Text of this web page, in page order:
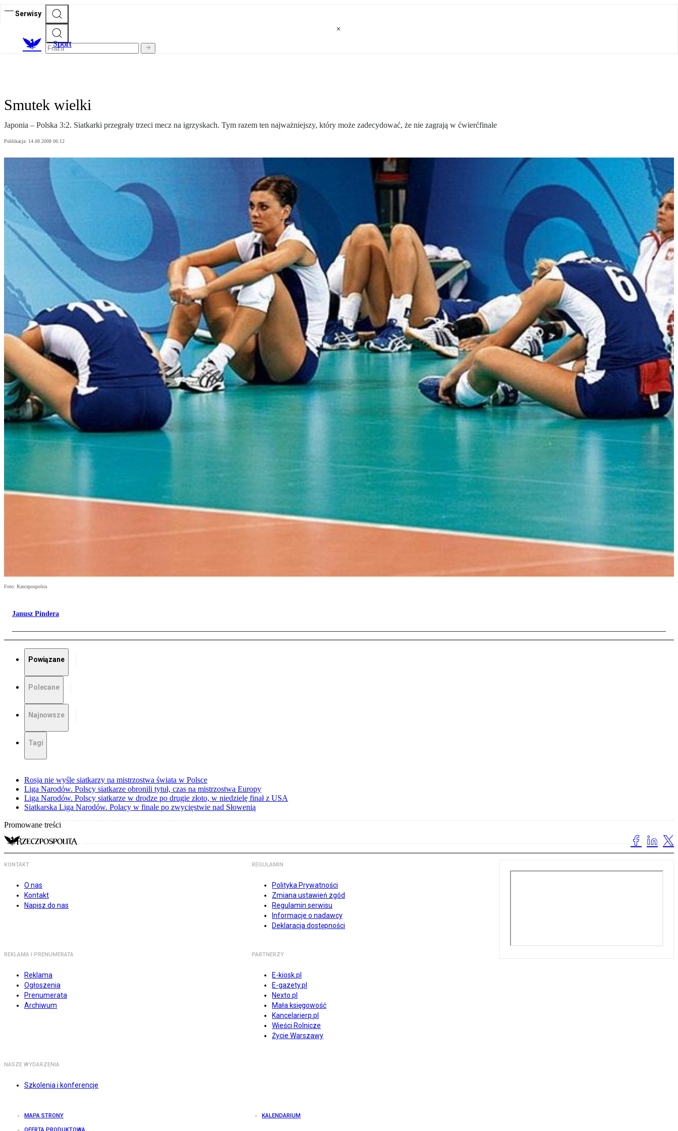
Serwisy
Sport
Smutek wielki
Japonia – Polska 3:2. Siatkarki przegrały trzeci mecz na igrzyskach. Tym razem ten najważniejszy, który może zadecydować, że nie zagrają w ćwierćfinale
Publikacja: 14.08.2008 06:12
Foto: Rzeczpospolita
Janusz Pindera
Powiązane
Polecane
Najnowsze
Tagi
Rosja nie wyśle siatkarzy na mistrzostwa świata w Polsce
Liga Narodów. Polscy siatkarze obronili tytuł, czas na mistrzostwa Europy
Liga Narodów. Polscy siatkarze w drodze po drugie złoto, w niedzielę finał z USA
Siatkarska Liga Narodów. Polacy w finale po zwycięstwie nad Słowenią
Promowane treści
KONTAKT
O nas
Kontakt
Napisz do nas
REGULAMIN
Polityka Prywatności
Zmiana ustawień zgód
Regulamin serwisu
Informacje o nadawcy
Deklaracja dostępności
REKLAMA I PRENUMERATA
Reklama
Ogłoszenia
Prenumerata
Archiwum
PARTNERZY
E-kiosk.pl
E-gazety.pl
Nexto.pl
Mała księgowość
Kancelarierp.pl
Wieści Rolnicze
Życie Warszawy
NASZE WYDARZENIA
Szkolenia i konferencje
MAPA STRONY KALENDARIUM